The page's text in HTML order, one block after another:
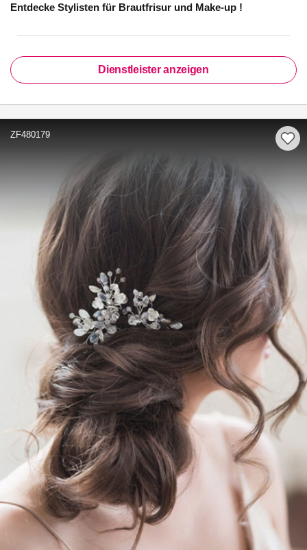
Entdecke Stylisten für Brautfrisur und Make-up !
Dienstleister anzeigen
ZF480179